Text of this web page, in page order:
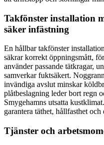
Takfönster installation
säker infästning
En hållbar takfönster
säkrar korrekt öppningsmått,
använder passande tätkragar,
samverkar fuktsäkert.
invändiga avslut minskar
plåtbeslagning leder bort regn
Smygehamns utsatta
garantera täthet, hållfasthet
Tjänster och